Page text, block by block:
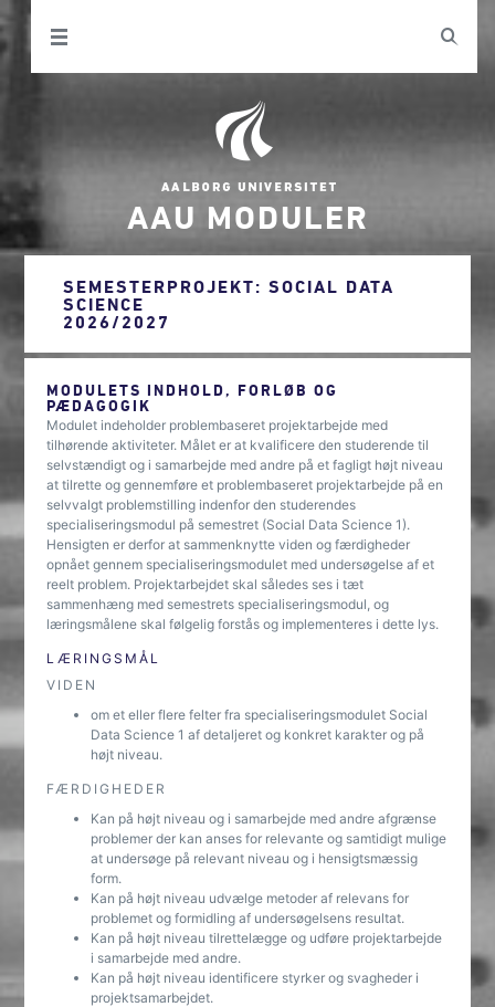
AAU MODULER
SEMESTERPROJEKT: SOCIAL DATA
SCIENCE
2026/2027
MODULETS INDHOLD, FORLØB OG
PÆDAGOGIK
Modulet indeholder problembaseret projektarbejde med
tilhørende aktiviteter. Målet er at kvalificere den studerende til
selvstændigt og i samarbejde med andre på et fagligt højt niveau
at tilrette og gennemføre et problembaseret projektarbejde på en
selvvalgt problemstilling indenfor den studerendes
specialiseringsmodul på semestret (Social Data Science 1).
Hensigten er derfor at sammenknytte viden og færdigheder
opnået gennem specialiseringsmodulet med undersøgelse af et
reelt problem. Projektarbejdet skal således ses i tæt
sammenhæng med semestrets specialiseringsmodul, og
læringsmålene skal følgelig forstås og implementeres i dette lys.
LÆRINGSMÅL
VIDEN
om et eller flere felter fra specialiseringsmodulet Social
Data Science 1 af detaljeret og konkret karakter og på
højt niveau.
FÆRDIGHEDER
Kan på højt niveau og i samarbejde med andre afgrænse
problemer der kan anses for relevante og samtidigt mulige
at undersøge på relevant niveau og i hensigtsmæssig
form.
Kan på højt niveau udvælge metoder af relevans for
problemet og formidling af undersøgelsens resultat.
Kan på højt niveau tilrettelægge og udføre projektarbejde
i samarbejde med andre.
Kan på højt niveau identificere styrker og svagheder i
projektsamarbejdet.